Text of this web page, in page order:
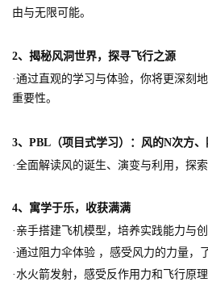
由与无限可能。
2、 揭秘风洞世界，探寻飞行之源
·通过直观的学习与体验，你将更深刻
重要性。
3、PBL（项目式学习） ：风的N次方、
·全面解读风的诞生、演变与利用，探
4、 寓学于乐，收获满满
·亲手搭建飞机模型，培养实践能力与创
·通过阻力伞体验 ，感受风力的力量，
·水火箭发射，感受反作用力和飞行原理